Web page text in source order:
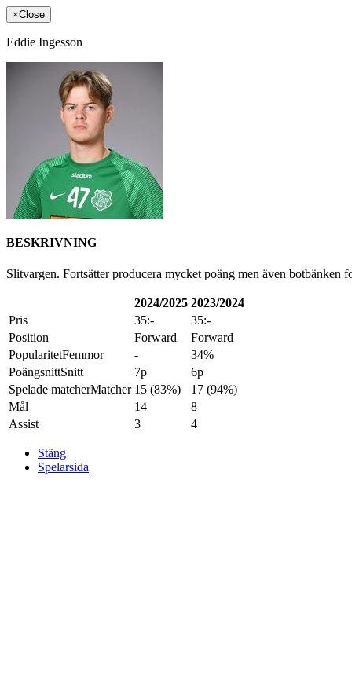
×Close
Eddie Ingesson
BESKRIVNING
Slitvargen. Fortsätter producera mycket poäng men även botbänken
2024/2025 2023/2024
Pris
35:-
35:-
Position
Forward
Forward
PopularitetFemmor -
34%
PoängsnittSnitt 7p
6p
Spelade matcherMatcher 15 (83%)
17 (94%)
Mål
14
8
Assist
3 4
Stäng
Spelarsida